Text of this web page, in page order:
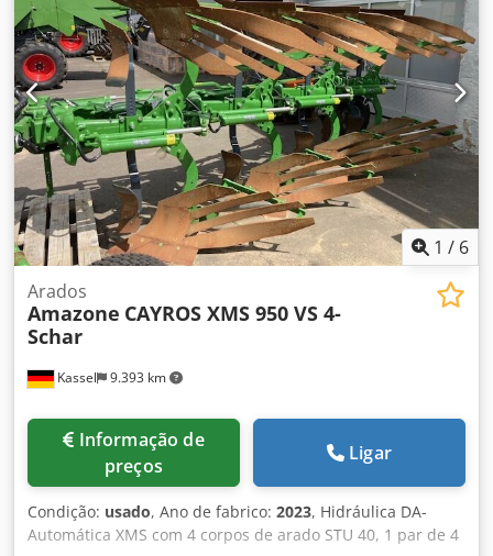
1 / 6
Kassel 9.393 km
Arados
Amazone CAYROS XMS 950 VS 4-
Schar
preços
Ligar
Condição: usado, Ano de fabrico: 2023, Hidráulica DA-
Automática XMS com 4 corpos de arado STU 40, 1 par de 4